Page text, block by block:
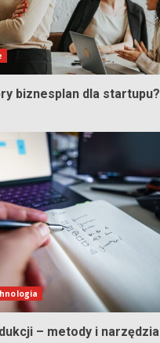
biznesplan dla startupu?
– metody i narzędzia